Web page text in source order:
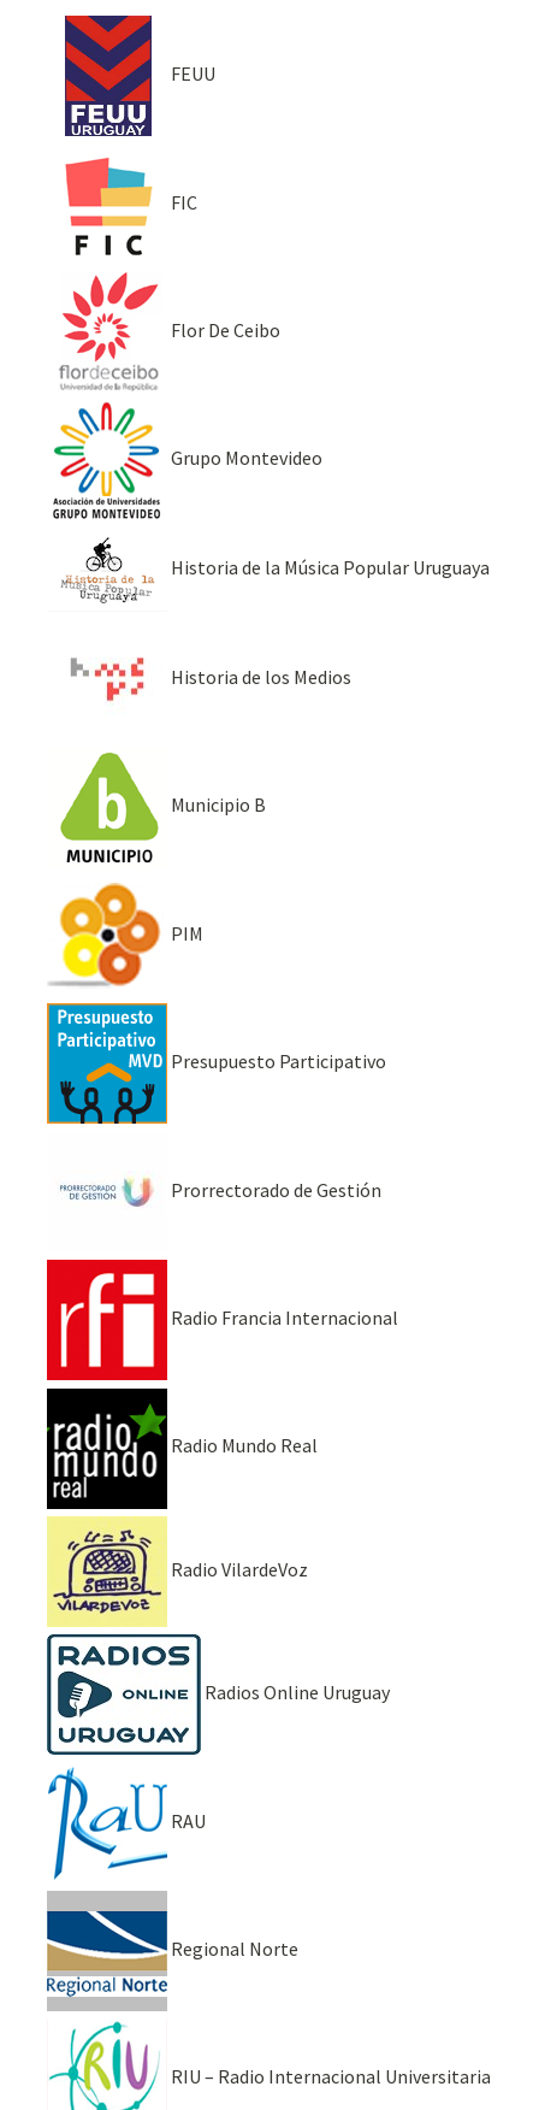
FEUU
FIC
Flor De Ceibo
Grupo Montevideo
Historia de la Música Popular Uruguaya
Historia de los Medios
Municipio B
PIM
Presupuesto Participativo
Prorrectorado de Gestión
Radio Francia Internacional
Radio Mundo Real
Radio VilardeVoz
Radios Online Uruguay
RAU
Regional Norte
RIU – Radio Internacional Universitaria